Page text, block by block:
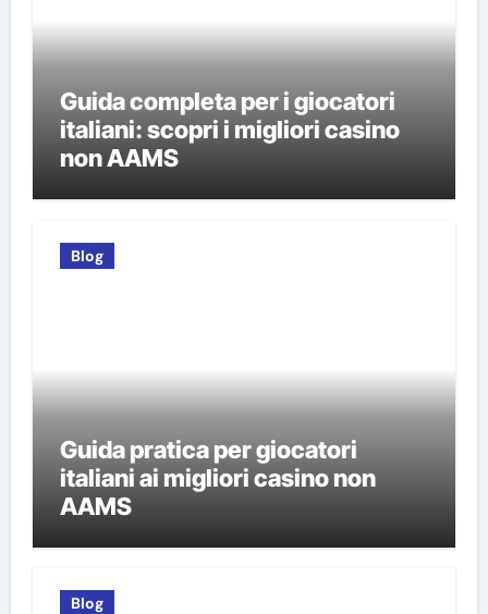
Guida completa per i giocatori
italiani: scopri i migliori casino
non AAMS
Blog
Guida pratica per giocatori
italiani ai migliori casino non
AAMS
Blog